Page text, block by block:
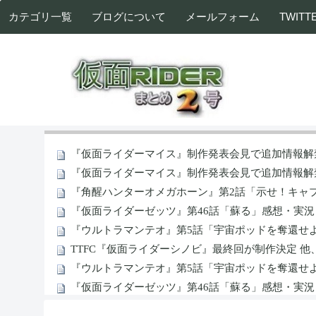
カテゴリ一覧 ブログについて メールフォーム